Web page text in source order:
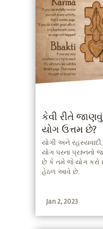
કેવી રીતે
યોગ ઉત્તમ છે?
યોગી અને
યોગ પરના
છે કે તમે જે યોગ કરો
હેઠળ આવે છે.
Jan 2, 2023